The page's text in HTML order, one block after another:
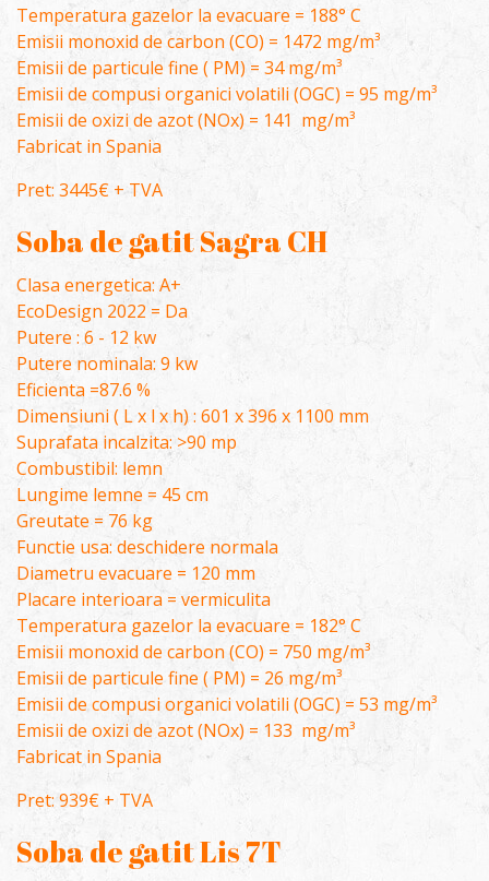
Temperatura gazelor la evacuare = 188° C
Emisii monoxid de carbon (CO) = 1472 mg/m³
Emisii de particule fine ( PM) = 34 mg/m³
Emisii de compusi organici volatili (OGC) = 95 mg/m³
Emisii de oxizi de azot (NOx) = 141 mg/m³
Fabricat in Spania
Pret: 3445€ + TVA
Soba de gatit Sagra CH
Clasa energetica: A+
EcoDesign 2022 = Da
Putere : 6 - 12 kw
Putere nominala: 9 kw
Eficienta =87.6 %
Dimensiuni ( L x l x h) : 601 x 396 x 1100 mm
Suprafata incalzita: >90 mp
Combustibil: lemn
Lungime lemne = 45 cm
Greutate = 76 kg
Functie usa: deschidere normala
Diametru evacuare = 120 mm
Placare interioara = vermiculita
Temperatura gazelor la evacuare = 182° C
Emisii monoxid de carbon (CO) = 750 mg/m³
Emisii de particule fine ( PM) = 26 mg/m³
Emisii de compusi organici volatili (OGC) = 53 mg/m³
Emisii de oxizi de azot (NOx) = 133 mg/m³
Fabricat in Spania
Pret: 939€ + TVA
Soba de gatit Lis 7T